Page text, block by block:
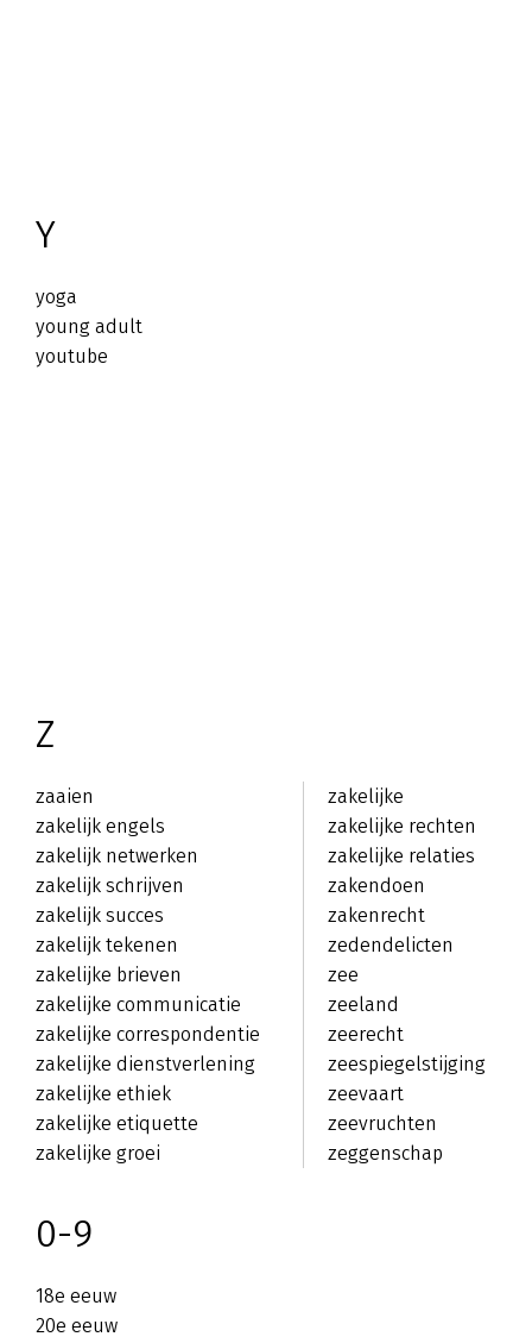
Y
yoga
young adult
youtube
Z
zaaien
zakelijk engels
zakelijk netwerken
zakelijk schrijven
zakelijk succes
zakelijk tekenen
zakelijke brieven
zakelijke communicatie
zakelijke correspondentie
zakelijke dienstverlening
zakelijke ethiek
zakelijke etiquette
zakelijke groei
zakelijke
onderhandelingen
zakelijke rechten
zakelijke relaties
zakendoen
zakenrecht
zedendelicten
zee
zeeland
zeerecht
zeespiegelstijging
zeevaart
zeevruchten
zeggenschap
0-9
18e eeuw
20e eeuw